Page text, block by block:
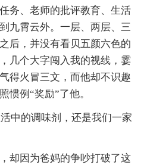
务、老师的批评教育、生活
九霄云外。一层、两层、三
后，并没有看贝五颜六色的
几个大字闯入我的视线，霎
得火冒三文，而他却不识趣
惯例“奖励”了他。
的调味剂，还是我们一家
因为爸妈的争吵打破了这